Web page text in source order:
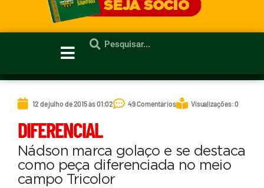
12 de julho de 2015 às 01:02 49 Comentários Visualizações: 0
DIFERENCIAL
Nádson marca golaço e se destaca
como peça diferenciada no meio
campo Tricolor